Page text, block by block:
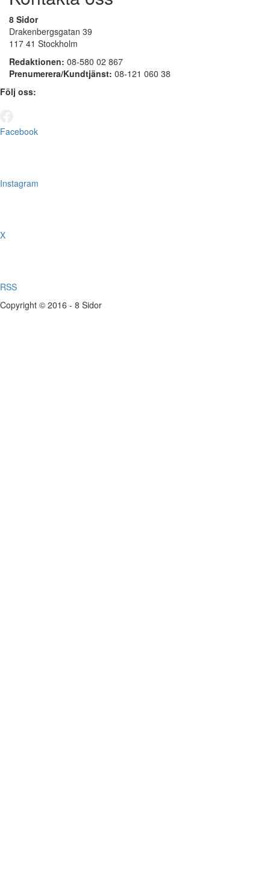
8 Sidor
Drakenbergsgatan 39
117 41 Stockholm
Redaktionen: 08-580 02 867
Prenumerera/Kundtjänst: 08-121 060 38
Följ oss:
Facebook
Instagram
X
RSS
Copyright © 2016 - 8 Sidor